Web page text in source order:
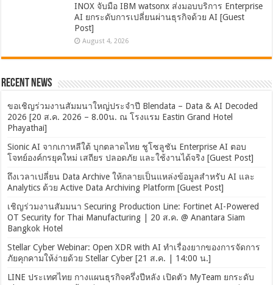
INOX จับมือ IBM watsonx ส่งมอบบริการ Enterprise
AI ยกระดับการเปลี่ยนผ่านธุรกิจด้วย AI [Guest
Post]
August 4, 2026
Recent News
ขอเชิญร่วมงานสัมมนาใหญ่ประจำปี Blendata – Data & AI Decoded
2026 [20 ส.ค. 2026 – 8.00น. ณ โรงแรม Eastin Grand Hotel
Phayathai]
Sionic AI จากเกาหลีใต้ บุกตลาดไทย ชูโซลูชัน Enterprise AI ตอบ
โจทย์องค์กรยุคใหม่ เสถียร ปลอดภัย และใช้งานได้จริง [Guest Post]
ถึงเวลาเปลี่ยน Data Archive ให้กลายเป็นแหล่งข้อมูลสำหรับ AI และ
Analytics ด้วย Active Data Archiving Platform [Guest Post]
เชิญร่วมงานสัมมนา Securing Production Line: Fortinet AI-Powered
OT Security for Thai Manufacturing | 20 ส.ค. @ Anantara Siam
Bangkok Hotel
Stellar Cyber Webinar: Open XDR with AI ทำเรื่องยากของการจัดการ
ภัยคุกคามให้ง่ายด้วย Stellar Cyber [21 ส.ค. | 14:00 น.]
LINE ประเทศไทย กางแผนธุรกิจครึ่งปีหลัง เปิดตัว MyTeam ยกระดับ